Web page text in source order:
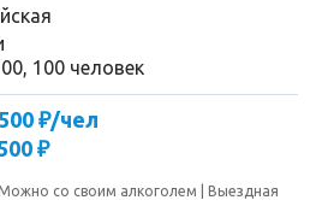
100 человек
₽/чел
₽
со своим алкоголем
Выездная